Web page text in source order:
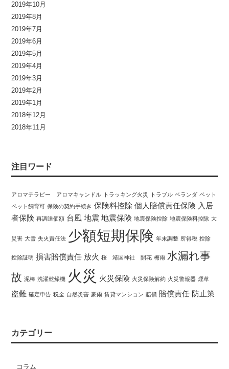
2019年10月
2019年8月
2019年7月
2019年6月
2019年5月
2019年4月
2019年3月
2019年2月
2019年1月
2018年12月
2018年11月
注目ワード
アロマテラピー アロマキャンドル トラッキング火災 トラブル ベランダ ペット
ペット飼育可 保険の契約手続き 保険料控除 個人賠償責任保険 入居
者保険 再調達価額 台風 地震 地震保険 地震保険控除 地震保険料控除 大
災害 大雪 失火責任法 少額短期保険 年末調整 所得税 控除
控除証明 損害賠償責任 放火 桜 靖国神社 開花 梅雨 水漏れ事
故 泥棒 洗濯乾燥機 火災 火災保険 火災保険解約 火災警報器 煙草
盗難 確定申告 税金 自然災害 豪雨 賃貸マンション 賠償 賠償責任 防止策
カテゴリー
コラム